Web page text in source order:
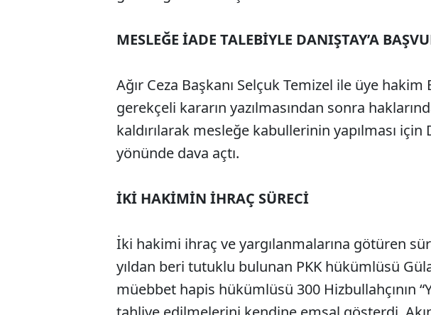
MESLEĞE İADE TALEBİYLE DANIŞTAY’A
Ağır Ceza Başkanı Selçuk Temizel ile üye
gerekçeli kararın yazılmasından sonra
kaldırılarak mesleğe kabullerinin yapılması için
yönünde dava açtı.
İKİ HAKİMİN İHRAÇ SÜRECİ
İki hakimi ihraç ve yargılanmalarına götüren
yıldan beri tutuklu bulunan PKK hükümlüsü
müebbet hapis hükümlüsü 300 Hizbullahçının